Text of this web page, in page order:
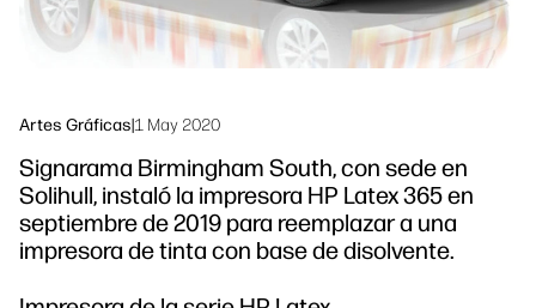
Artes Gráficas|1 May 2020
Signarama Birmingham South, con sede en
Solihull, instaló la impresora HP Latex 365 en
septiembre de 2019 para reemplazar a una
impresora de tinta con base de disolvente.